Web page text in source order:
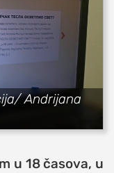
Andrijana
u 18 časova, u